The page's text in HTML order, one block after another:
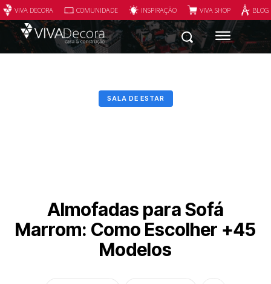
VIVA DECORA COMUNIDADE INSPIRAÇÃO VIVA SHOP
SALA DE ESTAR
Almofadas para Sofá
Marrom: Como Escolher +45
Modelos